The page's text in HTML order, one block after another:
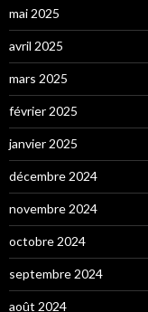
mai 2025
avril 2025
mars 2025
février 2025
janvier 2025
décembre 2024
novembre 2024
octobre 2024
septembre 2024
août 2024